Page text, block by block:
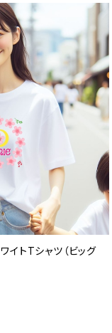
イトTシャツ（ビッグ